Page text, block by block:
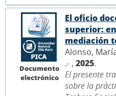
Documento
electrónico
El oficio
superior:
mediación
Alonso,
.- , 2025.
El presente
sobre la